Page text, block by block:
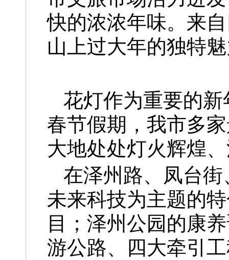
快的浓浓年味。来
山上过大年的独特
花灯作为重要的
春节假期，我市多
大地处处灯火辉煌
在泽州路、凤台
未来科技为主题的
目；泽州公园的康
游公路、四大牵引